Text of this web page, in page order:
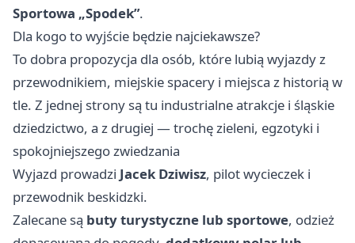
Sportowa „Spodek”.
Dla kogo to wyjście będzie najciekawsze?
To dobra propozycja dla osób, które lubią wyjazdy z
przewodnikiem, miejskie spacery i miejsca z historią w
tle. Z jednej strony są tu industrialne atrakcje i śląskie
dziedzictwo, a z drugiej — trochę zieleni, egzotyki i
spokojniejszego zwiedzania
Wyjazd prowadzi Jacek Dziwisz, pilot wycieczek i
przewodnik beskidzki.
Zalecane są buty turystyczne lub sportowe, odzież